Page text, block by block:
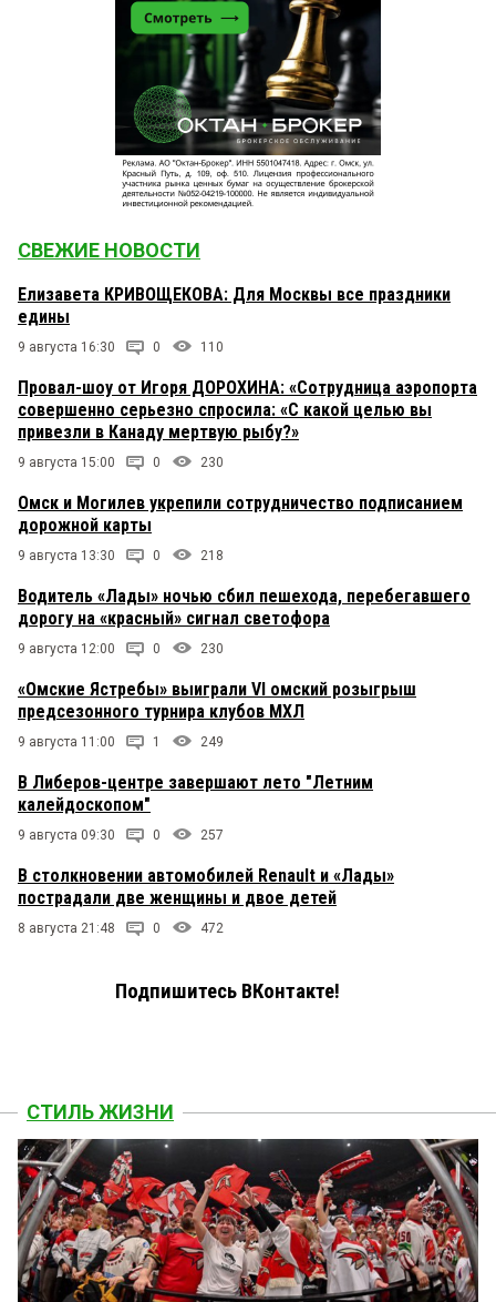
СВЕЖИЕ НОВОСТИ
Елизавета КРИВОЩЕКОВА: Для Москвы все праздники
едины
9 августа 16:30 0 110
Провал-шоу от Игоря ДОРОХИНА: «Сотрудница аэропорта
совершенно серьезно спросила: «С какой целью вы
привезли в Канаду мертвую рыбу?»
9 августа 15:00 0 230
Омск и Могилев укрепили сотрудничество подписанием
дорожной карты
9 августа 13:30 0 218
Водитель «Лады» ночью сбил пешехода, перебегавшего
дорогу на «красный» сигнал светофора
9 августа 12:00 0 230
«Омские Ястребы» выиграли VI омский розыгрыш
предсезонного турнира клубов МХЛ
9 августа 11:00 1 249
В Либеров-центре завершают лето "Летним
калейдоскопом"
9 августа 09:30 0 257
В столкновении автомобилей Renault и «Лады»
пострадали две женщины и двое детей
8 августа 21:48 0 472
Подпишитесь ВКонтакте!
СТИЛЬ ЖИЗНИ